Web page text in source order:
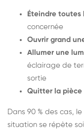
Éteindre toutes
concernée
Ouvrir grand
Allumer une
éclairage de
sortie
Quitter la pièce
Dans 90 % des cas,
situation se répète